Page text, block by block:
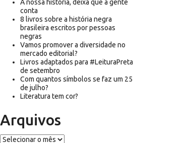
A nossa história, deixa que a gente
conta
8 livros sobre a história negra
brasileira escritos por pessoas
negras
Vamos promover a diversidade no
mercado editorial?
Livros adaptados para #LeituraPreta
de setembro
Com quantos símbolos se faz um 25
de julho?
Literatura tem cor?
Arquivos
Arquivos